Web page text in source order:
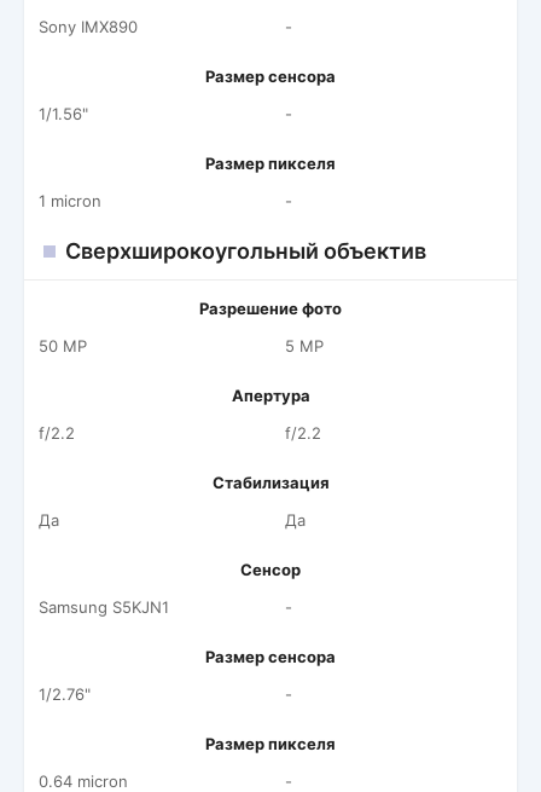
Sony IMX890
-
Размер сенсора
1/1.56"
-
Размер пикселя
1 micron
-
Сверхширокоугольный объектив
Разрешение фото
50 MP
5 MP
Апертура
f/2.2
f/2.2
Стабилизация
Да
Да
Сенсор
Samsung S5KJN1
-
Размер сенсора
1/2.76"
-
Размер пикселя
0.64 micron
-